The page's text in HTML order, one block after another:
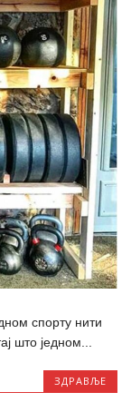
спорту нити
што једном...
ЗДРАВЉЕ